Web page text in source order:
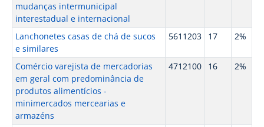
mudanças intermunicipal
interestadual e internacional
Lanchonetes casas de chá de sucos
e similares
5611203 17 2%
Comércio varejista de mercadorias
em geral com predominância de
produtos alimentícios -
minimercados mercearias e
armazéns
4712100 16 2%